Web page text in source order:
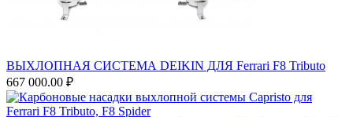
ВЫХЛОПНАЯ СИСТЕМА DEIKIN ДЛЯ Ferrari F8 Tributo
667 000.00 ₽